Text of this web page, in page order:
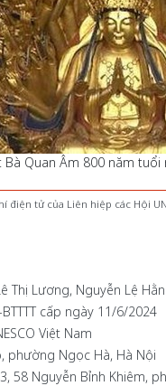
Bà Quan Âm 800 năm
điện tử của Liên hiệp các Hội
Thị Lương, Nguyễn Lệ
cấp ngày 11/6/2024
Việt Nam
phường Ngọc Hà, Hà Nội
58 Nguyễn Bỉnh Khiêm,